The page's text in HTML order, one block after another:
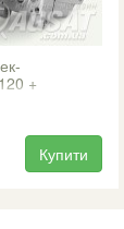
+
Купити